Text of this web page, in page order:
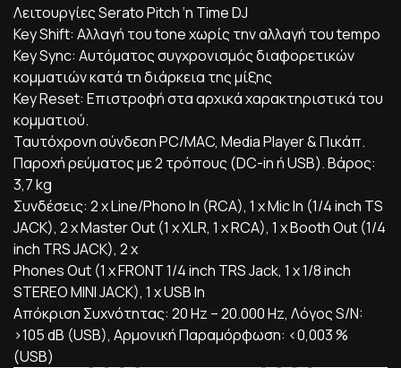
Λειτουργίες Serato Pitch ‘n Time DJ
Key Shift: Αλλαγή του tone χωρίς την αλλαγή του tempo
Key Sync: Αυτόματος συγχρονισμός διαφορετικών
κομματιών κατά τη διάρκεια της μίξης
Key Reset: Επιστροφή στα αρχικά χαρακτηριστικά του
κομματιού.
Ταυτόχρονη σύνδεση PC/MAC, Media Player & Πικάπ.
Παροχή ρεύματος με 2 τρόπους (DC-in ή USB). Βάρος:
3,7 kg
Συνδέσεις: 2 x Line/Phono In (RCA), 1 x Mic In (1/4 inch TS
JACK), 2 x Master Out (1 x XLR, 1 x RCA), 1 x Booth Out (1/4
inch TRS JACK), 2 x
Phones Out (1 x FRONT 1/4 inch TRS Jack, 1 x 1/8 inch
STEREO MINI JACK), 1 x USB In
Απόκριση Συχνότητας: 20 Hz – 20.000 Hz, Λόγος S/N:
>105 dB (USB), Αρμονική Παραμόρφωση: <0,003 %
(USB)